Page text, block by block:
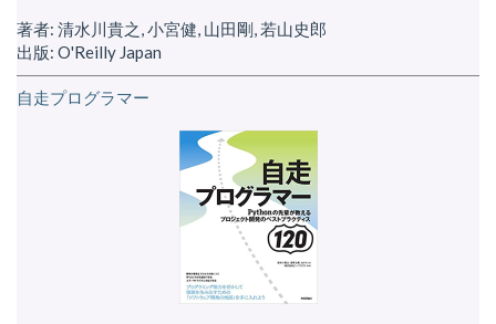
著者: 清水川貴之, 小宮健, 山田剛, 若山史郎
出版: O'Reilly Japan
自走プログラマー